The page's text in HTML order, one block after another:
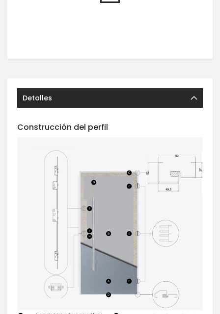
Detalles
Construcción del perfil